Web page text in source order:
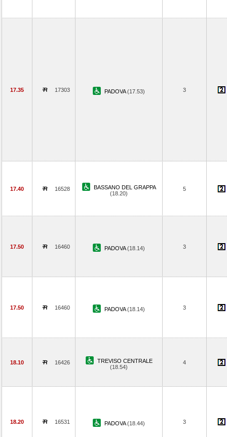
17.35 17303 PADOVA(17.53) 3
17.40 16528
BASSANO DEL GRAPPA
(18.20)
5
17.50 16460 PADOVA(18.14) 3
17.50 16460 PADOVA(18.14) 3
18.10 16426
TREVISO CENTRALE
(18.54)
4
18.20 16531 PADOVA(18.44) 3